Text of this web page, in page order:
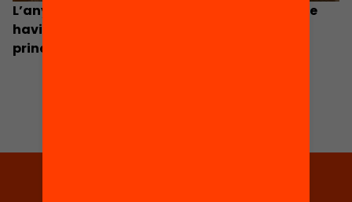
L’any 2020, el 61% de l’alumnat de 19 anys que
havia deixat els estudis ho havia fet
principalment en acabar 4t d’ESO